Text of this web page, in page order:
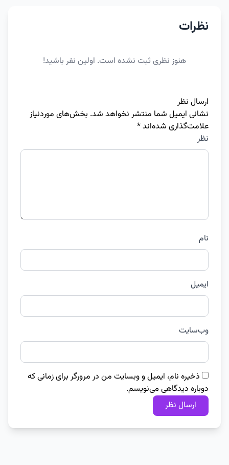
نظرات
هنوز نظری ثبت نشده است. اولین نفر باشید!
ارسال نظر
نشانی ایمیل شما منتشر نخواهد شد. بخش‌های موردنیاز
علامت‌گذاری شده‌اند*
نظر
نام
ایمیل
وب‌سایت
ذخیره نام، ایمیل و وبسایت من در مرورگر برای زمانی که
دوباره دیدگاهی می‌نویسم.